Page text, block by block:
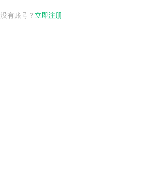
没有账号？ 立即注册